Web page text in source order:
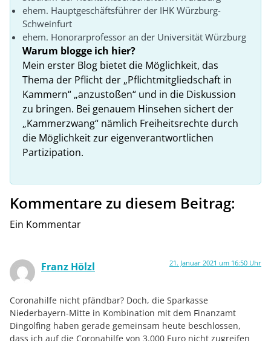
ehem. Hauptgeschäftsführer der IHK Würzburg-
Schweinfurt
ehem. Honorarprofessor an der Universität Würzburg
Warum blogge ich hier?
Mein erster Blog bietet die Möglichkeit, das
Thema der Pflicht der „Pflichtmitgliedschaft in
Kammern“ „anzustoßen“ und in die Diskussion
zu bringen. Bei genauem Hinsehen sichert der
„Kammerzwang“ nämlich Freiheitsrechte durch
die Möglichkeit zur eigenverantwortlichen
Partizipation.
Kommentare zu diesem Beitrag:
Ein Kommentar
Franz Hölzl 21. Januar 2021 um 16:50 Uhr
Coronahilfe nicht pfändbar? Doch, die Sparkasse
Niederbayern-Mitte in Kombination mit dem Finanzamt
Dingolfing haben gerade gemeinsam heute beschlossen,
dass ich auf die Coronahilfe von 3.000 Euro nicht zugreifen